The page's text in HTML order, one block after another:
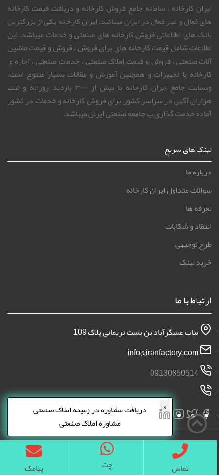
تماس چت پیامک
×
دریافت مشاوره در زمینه املاک صنعتی
مشاوره املاک صنعتی
ایران کارخانه ، سامانه جامع فروش کارخانه و دریافت قیمت کارخانه
های فعال و غیر فعال در ایران میباشد. ایران کارخانه یکی از بزرگترین
بانک های اطلاعاتی فروش کارخانه های صنعتی و خدمات میباشد. این
اطلاعات شامل قیمت کارخانه های برای فروش ، فروش و قیمت ماشین
آلات صنعتی ، فروش و قیمت املاک صنعتی ، خدمات صنعتی ، اجاره ی
کارخانه یا تجهیزات و همچنین آموزش و مقالات بسیار متنوع است.
وبسایت جامع ایران کارخانه با بیش از ۳۰۰۰ بازدید روزانه و ثبت
هزاران آگهی در سراسر کشور برای فروش کارخانه و خدمات در کشور
آماده خدمت گذاری ب جامعه صنعتی ایران میباشد.
لینک های سریع
درباره ما
سوالات متداول ایران کارخانه
تعرفه ها
انتقاد و شکایات
طرح توجیهی
خرید لینک
ارتباط با ما
بناب عسگرآباد بن بست نریمانی پلاک 109
09130850514